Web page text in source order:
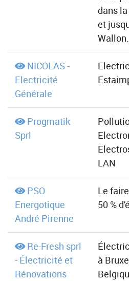
dans
et
Wallon.
NICOLAS -
Electricité
Générale
Progmatik
Sprl
LAN
PSO
Energotique
André Pirenne
Le
50 %
Re-Fresh sprl
- Électricité et
Rénovations
à